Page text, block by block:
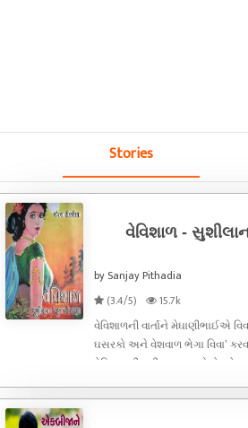
Stories
વેવિશાળ -
by Sanjay Pithadia
(3.4/5)
15.7k
વેવિશાળની વાર્તાને મેઘાણીભાઈએ
ઘસરકો અને વેશવાળ ભેગા વિવા’
વેવિશાળની ખરી વ્યાખ્યા તો લેખકે
થોડાં જ હ